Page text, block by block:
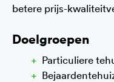
betere prijs-
Doelgroepen
Particuliere